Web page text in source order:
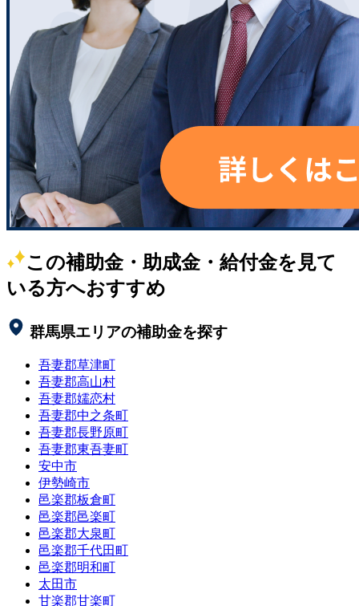
この補助金・助成金・給付金を見て
いる方へおすすめ
群馬県エリアの補助金を探す
吾妻郡草津町
吾妻郡高山村
吾妻郡嬬恋村
吾妻郡中之条町
吾妻郡長野原町
吾妻郡東吾妻町
安中市
伊勢崎市
邑楽郡板倉町
邑楽郡邑楽町
邑楽郡大泉町
邑楽郡千代田町
邑楽郡明和町
太田市
甘楽郡甘楽町